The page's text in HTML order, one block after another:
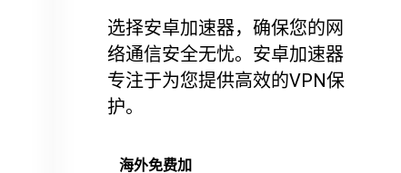
选择安卓加速器，确保您的网
络通信安全无忧。安卓加速器
专注于为您提供高效的VPN保
护。
海外免费加